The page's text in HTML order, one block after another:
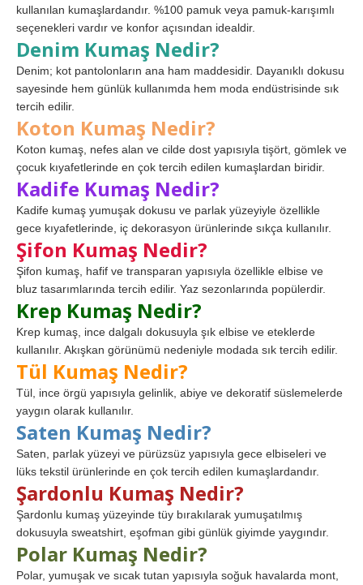
kullanılan kumaşlardandır. %100 pamuk veya pamuk-karışımlı
seçenekleri vardır ve konfor açısından idealdir.
Denim Kumaş Nedir?
Denim; kot pantolonların ana ham maddesidir. Dayanıklı dokusu
sayesinde hem günlük kullanımda hem moda endüstrisinde sık
tercih edilir.
Koton Kumaş Nedir?
Koton kumaş, nefes alan ve cilde dost yapısıyla tişört, gömlek ve
çocuk kıyafetlerinde en çok tercih edilen kumaşlardan biridir.
Kadife Kumaş Nedir?
Kadife kumaş yumuşak dokusu ve parlak yüzeyiyle özellikle
gece kıyafetlerinde, iç dekorasyon ürünlerinde sıkça kullanılır.
Şifon Kumaş Nedir?
Şifon kumaş, hafif ve transparan yapısıyla özellikle elbise ve
bluz tasarımlarında tercih edilir. Yaz sezonlarında popülerdir.
Krep Kumaş Nedir?
Krep kumaş, ince dalgalı dokusuyla şık elbise ve eteklerde
kullanılır. Akışkan görünümü nedeniyle modada sık tercih edilir.
Tül Kumaş Nedir?
Tül, ince örgü yapısıyla gelinlik, abiye ve dekoratif süslemelerde
yaygın olarak kullanılır.
Saten Kumaş Nedir?
Saten, parlak yüzeyi ve pürüzsüz yapısıyla gece elbiseleri ve
lüks tekstil ürünlerinde en çok tercih edilen kumaşlardandır.
Şardonlu Kumaş Nedir?
Şardonlu kumaş yüzeyinde tüy bırakılarak yumuşatılmış
dokusuyla sweatshirt, eşofman gibi günlük giyimde yaygındır.
Polar Kumaş Nedir?
Polar, yumuşak ve sıcak tutan yapısıyla soğuk havalarda mont,